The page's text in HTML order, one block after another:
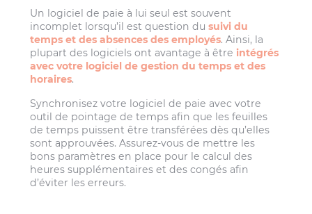
Un logiciel de paie à lui seul est souvent
incomplet lorsqu’il est question dusuivi du
temps et des absences des employés. Ainsi, la
plupart des logiciels ont avantage à être intégrés
avec votre logiciel de gestion du temps et des
horaires.
Synchronisez votre logiciel de paie avec votre
outil de pointage de temps afin que les feuilles
de temps puissent être transférées dès qu’elles
sont approuvées. Assurez-vous de mettre les
bons paramètres en place pour le calcul des
heures supplémentaires et des congés afin
d’éviter les erreurs.